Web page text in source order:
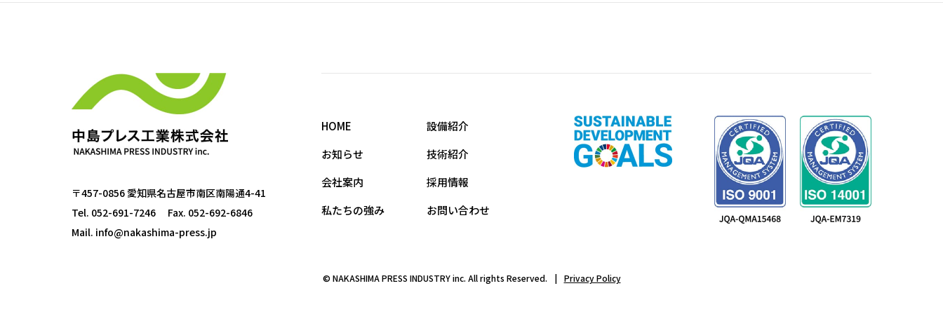
〒457-0856 愛知県名古屋市南区南陽通4-41
Tel. 052-691-7246
Fax. 052-692-6846
Mail. info@nakashima-press.jp
HOME
お知らせ
会社案内
私たちの強み
設備紹介
技術紹介
採用情報
お問い合わせ
© NAKASHIMA PRESS INDUSTRY inc. All rights Reserved. Privacy Policy